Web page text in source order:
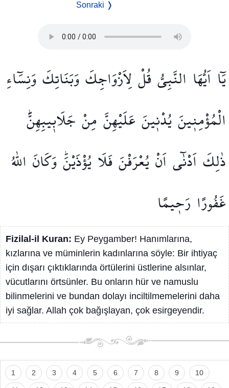
Sonraki ❭
يَٓا اَيُّهَا النَّبِيُّ قُلْلِاَزْوَاجِكَوَبَنَاتِكَوَنِسَٓاءِ
الْمُؤْمِن۪ينَيُدْن۪ينَ عَلَيْهِنَّ مِنْ جَلَاب۪يبِهِنَّۜ
ذٰلِكَاَدْنٰٓىاَنْيُعْرَفْنَفَلَا يُؤْذَيْنَۜوَكَانَ اللّٰهُ
غَفُورًا رَح۪يمًا
Fizilal-il Kuran: Ey Peygamber! Hanımlarına,
kızlarına ve müminlerin kadınlarına söyle: Bir ihtiyaç
için dışarı çıktıklarında örtülerini üstlerine alsınlar,
vücutlarını örtsünler. Bu onların hür ve namuslu
bilinmelerini ve bundan dolayı inciltilmemelerini daha
iyi sağlar. Allah çok bağışlayan, çok esirgeyendir.
1 2 3 4 5 6 7 8 9 10